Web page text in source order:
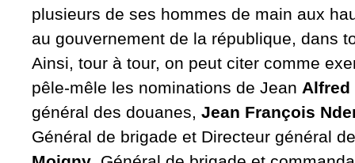
plusieurs de ses hommes de main aux
au gouvernement de la république, dans
Ainsi, tour à tour, on peut citer comme
pêle-mêle les nominations de Jean Alfred
général des douanes, Jean François
Général de brigade et Directeur général